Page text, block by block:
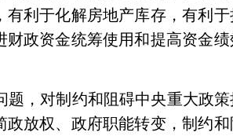
利于化解房地产库存，有利
政资金统筹使用和提高资金
，对制约和阻碍中央重大政
放权、政府职能转变，制约